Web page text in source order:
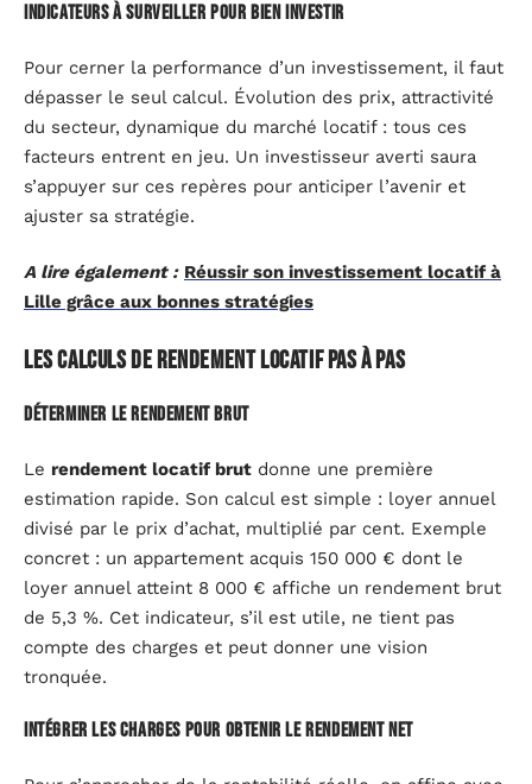
Indicateurs à surveiller pour bien investir
Pour cerner la performance d’un investissement, il faut
dépasser le seul calcul. Évolution des prix, attractivité
du secteur, dynamique du marché locatif : tous ces
facteurs entrent en jeu. Un investisseur averti saura
s’appuyer sur ces repères pour anticiper l’avenir et
ajuster sa stratégie.
A lire également : Réussir son investissement locatif à
Lille grâce aux bonnes stratégies
Les calculs de rendement locatif pas à pas
Déterminer le rendement brut
Le rendement locatif brut donne une première
estimation rapide. Son calcul est simple : loyer annuel
divisé par le prix d’achat, multiplié par cent. Exemple
concret : un appartement acquis 150 000 € dont le
loyer annuel atteint 8 000 € affiche un rendement brut
de 5,3 %. Cet indicateur, s’il est utile, ne tient pas
compte des charges et peut donner une vision
tronquée.
Intégrer les charges pour obtenir le rendement net